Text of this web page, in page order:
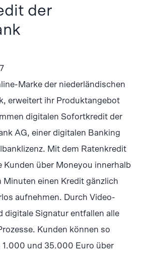
der
Marke der niederländischen
erweitert ihr Produktangebot
digitalen Sofortkredit der
AG, einer digitalen Banking
Mit dem Ratenkredit
Kunden über Moneyou innerhalb
Minuten einen Kredit gänzlich
aufnehmen. Durch Video-
digitale Signatur entfallen alle
Kunden können so
1.000 und 35.000 Euro über